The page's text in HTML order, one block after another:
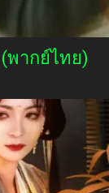
(พากย์ไทย)